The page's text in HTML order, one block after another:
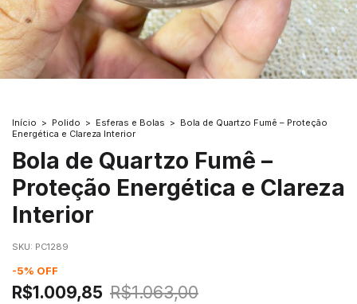
Início > Polido > Esferas e Bolas > Bola de Quartzo Fumê – Proteção
Energética e Clareza Interior
Bola de Quartzo Fumê –
Proteção Energética e Clareza
Interior
SKU: PC1289
-5% OFF
R$1.009,85 R$1.063,00